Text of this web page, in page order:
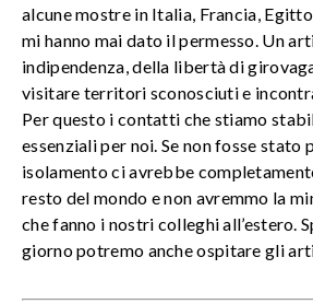
alcune mostre in Italia, Francia,
mi hanno mai dato il permesso. Un
indipendenza, della libertà di
visitare territori sconosciuti e
Per questo i contatti che stiamo
essenziali per noi. Se non fosse stato
isolamento ci avrebbe
resto del mondo e non avremmo la
che fanno i nostri colleghi all’estero.
giorno potremo anche ospitare gli